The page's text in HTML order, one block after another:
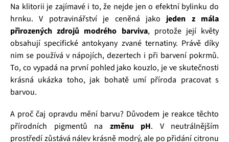
Na klitorii je zajímavé i to, že nejde jen o efektní bylinku do
hrnku. V potravinářství je ceněná jako jeden z mála
přirozených zdrojů modrého barviva, protože její květy
obsahují specifické antokyany zvané ternatiny. Právě díky
nim se používá v nápojích, dezertech i při barvení pokrmů.
To, co vypadá na první pohled jako kouzlo, je ve skutečnosti
krásná ukázka toho, jak bohatě umí příroda pracovat s
barvou.
A proč čaj opravdu mění barvu? Důvodem je reakce těchto
přírodních pigmentů na změnu pH. V neutrálnějším
prostředí zůstává nálev krásně modrý, ale po přidání citronu